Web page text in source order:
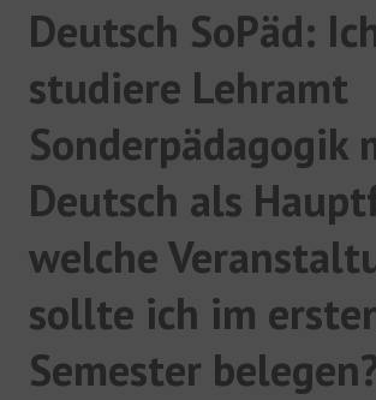
ASTA PH
Deutsch SoPäd:
studiere Lehramt
Sonderpädagogik
Deutsch als
welche
sollte ich im
Semester